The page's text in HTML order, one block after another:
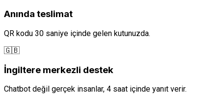
Anında teslimat
QR kodu 30 saniye içinde gelen kutunuzda.
🇬🇧
İngiltere merkezli destek
Chatbot değil gerçek insanlar, 4 saat içinde yanıt verir.